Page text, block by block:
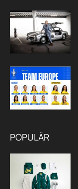
POPULÄR